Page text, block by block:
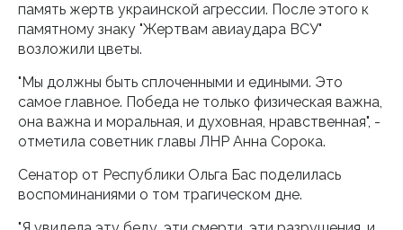
память жертв украинской агрессии. После этого к
памятному знаку "Жертвам авиаудара ВСУ"
возложили цветы.
"Мы должны быть сплоченными и едиными. Это
самое главное. Победа не только физическая важна,
она важна и моральная, и духовная, нравственная", -
отметила советник главы ЛНР Анна Сорока.
Сенатор от Республики Ольга Бас поделилась
воспоминаниями о том трагическом дне.